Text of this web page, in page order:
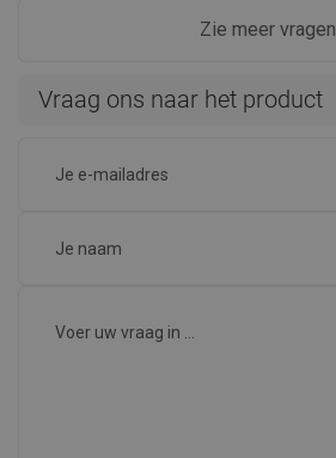
Zie meer vragen
Vraag ons naar het product